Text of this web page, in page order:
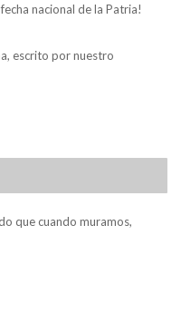
nacional de la Patria!
escrito por nuestro
que cuando muramos,